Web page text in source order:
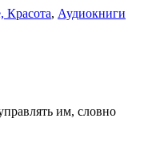
Красота, Аудиокниги
им, словно